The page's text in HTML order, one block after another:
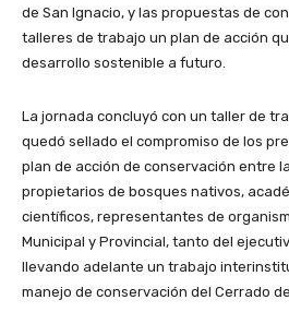
de San Ignacio, y las propuestas de
talleres de trabajo un plan de acción
desarrollo sostenible a futuro.
La jornada concluyó con un taller de
quedó sellado el compromiso de los
plan de acción de conservación entre
propietarios de bosques nativos,
científicos, representantes de
Municipal y Provincial, tanto del
llevando adelante un trabajo
manejo de conservación del Cerrado